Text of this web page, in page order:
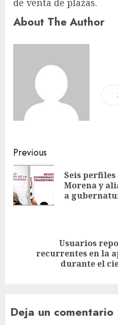
de venta de plazas.
About The Author
Previous
Seis
Morena y
a
Usuarios
recurrentes en la
durante el
Deja un comentario